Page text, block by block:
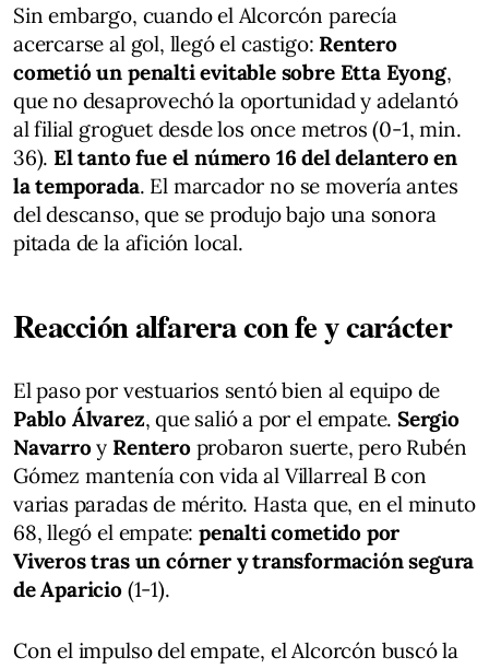
Sin embargo, cuando el Alcorcón parecía
acercarse al gol, llegó el castigo: Rentero
cometió un penalti evitable sobre Etta Eyong,
que no desaprovechó la oportunidad y adelantó
al filial groguet desde los once metros (0-1, min.
36). El tanto fue el número 16 del delantero en
la temporada. El marcador no se movería antes
del descanso, que se produjo bajo una sonora
pitada de la afición local.
Reacción alfarera con fe y carácter
El paso por vestuarios sentó bien al equipo de
Pablo Álvarez, que salió a por el empate.Sergio
Navarroy Renteroprobaron suerte, pero Rubén
Gómez mantenía con vida al Villarreal B con
varias paradas de mérito. Hasta que, en el minuto
68, llegó el empate:penalti cometido por
Viveros tras un córner y transformación segura
de Aparicio(1-1).
Con el impulso del empate, el Alcorcón buscó la